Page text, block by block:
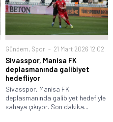
Gündem, Spor 21 Mart 2026 12:02
Sivasspor, Manisa FK
deplasmanında galibiyet
hedefliyor
Sivasspor, Manisa FK
deplasmanında galibiyet hedefiyle
sahaya çıkıyor. Son dakika...